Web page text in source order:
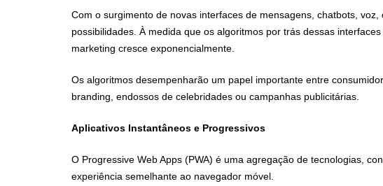
Com o surgimento de novas interfaces de mensagens, chatbots,
possibilidades. À medida que os algoritmos por trás dessas
marketing cresce exponencialmente.
Os algoritmos desempenharão um papel importante entre
branding, endossos de celebridades ou campanhas publicitárias.
Aplicativos Instantâneos e Progressivos
O Progressive Web Apps (PWA) é uma agregação de tecnologias,
experiência semelhante ao navegador móvel.